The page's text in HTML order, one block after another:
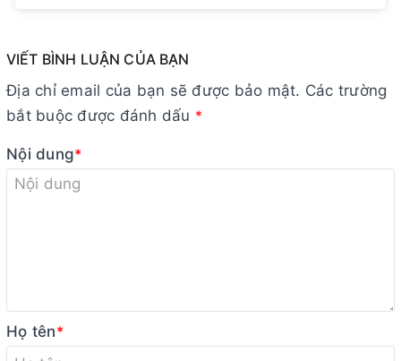
VIẾT BÌNH LUẬN CỦA BẠN
Địa chỉ email của bạn sẽ được bảo mật. Các trường
bắt buộc được đánh dấu *
Nội dung*
Họ tên*